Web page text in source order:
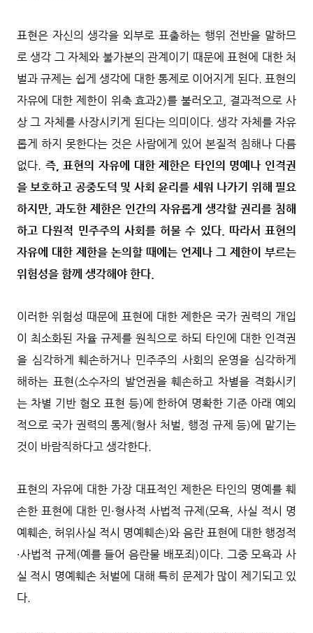
표현은 자신의 생각을 외부로 표출하는 행위 전반을 말하므
로 생각 그 자체와 불가분의 관계이기 때문에 표현에 대한 처
벌과 규제는 쉽게 생각에 대한 통제로 이어지게 된다. 표현의
자유에 대한 제한이 위축 효과2)를 불러오고, 결과적으로 사
상 그 자체를 사장시키게 된다는 의미이다. 생각 자체를 자유
롭게 하지 못한다는 것은 사람에게 있어 본질적 침해나 다름
없다. 즉, 표현의 자유에 대한 제한은 타인의 명예나 인격권
을 보호하고 공중도덕 및 사회 윤리를 세워 나가기 위해 필요
하지만, 과도한 제한은 인간의 자유롭게 생각할 권리를 침해
하고 다원적 민주주의 사회를 허물 수 있다. 따라서 표현의
자유에 대한 제한을 논의할 때에는 언제나 그 제한이 부르는
위험성을 함께 생각해야 한다.
이러한 위험성 때문에 표현에 대한 제한은 국가 권력의 개입
이 최소화된 자율 규제를 원칙으로 하되 타인에 대한 인격권
을 심각하게 훼손하거나 민주주의 사회의 운영을 심각하게
해하는 표현(소수자의 발언권을 훼손하고 차별을 격화시키
는 차별 기반 혐오 표현 등)에 한하여 명확한 기준 아래 예외
적으로 국가 권력의 통제(형사 처벌, 행정 규제 등)에 맡기는
것이 바람직하다고 생각한다.
표현의 자유에 대한 가장 대표적인 제한은 타인의 명예를 훼
손한 표현에 대한 민·형사적 사법적 규제(모욕, 사실 적시 명
예훼손, 허위사실 적시 명예훼손)와 음란 표현에 대한 행정적
·사법적 규제(예를 들어 음란물 배포죄)이다. 그중 모욕과 사
실 적시 명예훼손 처벌에 대해 특히 문제가 많이 제기되고 있
다.